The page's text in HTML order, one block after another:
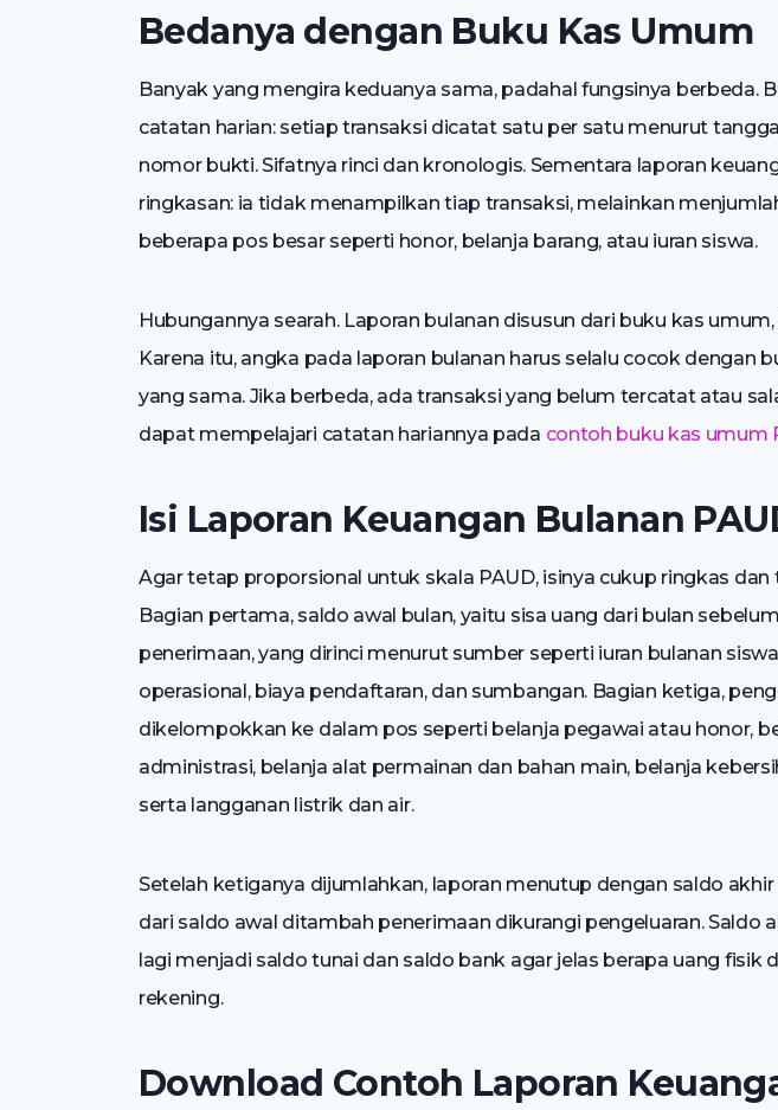
Bedanya dengan Buku Kas Umum
Banyak yang mengira keduanya sama, padahal fungsinya berbeda.
catatan harian: setiap transaksi dicatat satu per satu menurut
nomor bukti. Sifatnya rinci dan kronologis. Sementara laporan
ringkasan: ia tidak menampilkan tiap transaksi, melainkan
beberapa pos besar seperti honor, belanja barang, atau iuran siswa.
Hubungannya searah. Laporan bulanan disusun dari buku kas
Karena itu, angka pada laporan bulanan harus selalu cocok dengan
yang sama. Jika berbeda, ada transaksi yang belum tercatat atau
dapat mempelajari catatan hariannya pada contoh buku kas umum
Isi Laporan Keuangan Bulanan
Agar tetap proporsional untuk skala PAUD, isinya cukup ringkas
Bagian pertama, saldo awal bulan, yaitu sisa uang dari bulan
penerimaan, yang dirinci menurut sumber seperti iuran bulanan
operasional, biaya pendaftaran, dan sumbangan. Bagian ketiga,
dikelompokkan ke dalam pos seperti belanja pegawai atau honor,
administrasi, belanja alat permainan dan bahan main, belanja
serta langganan listrik dan air.
Setelah ketiganya dijumlahkan, laporan menutup dengan saldo
dari saldo awal ditambah penerimaan dikurangi pengeluaran. Saldo
lagi menjadi saldo tunai dan saldo bank agar jelas berapa uang fisik
rekening.
Download Contoh Laporan